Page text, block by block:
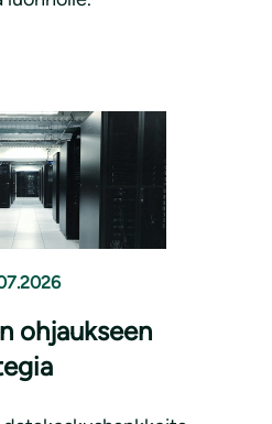
ohjaukseen